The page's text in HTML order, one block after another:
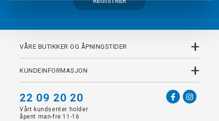
VÅRE BUTIKKER OG ÅPNINGSTIDER +
KUNDEINFORMASJON +
22 09 20 20
Vårt kundsenter holder
åpent man-fre 11-16